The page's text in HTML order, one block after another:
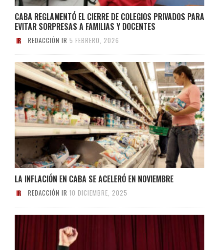
CABA REGLAMENTÓ EL CIERRE DE COLEGIOS PRIVADOS PARA
EVITAR SORPRESAS A FAMILIAS Y DOCENTES
REDACCIÓN IR 5 FEBRERO, 2026
LA INFLACIÓN EN CABA SE ACELERÓ EN NOVIEMBRE
REDACCIÓN IR 10 DICIEMBRE, 2025